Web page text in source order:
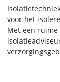
voor het
Met een